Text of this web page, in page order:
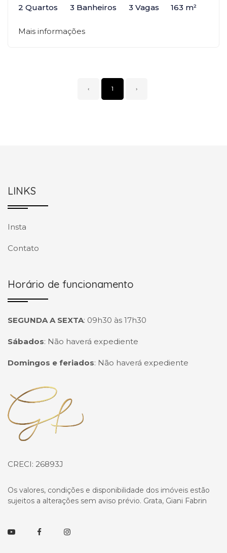
2 Quartos 3 Banheiros 3 Vagas 163 m²
Mais informações
‹ 1 ›
LINKS
Insta
Contato
Horário de funcionamento
SEGUNDA A SEXTA: 09h30 às 17h30
Sábados: Não haverá expediente
Domingos e feriados: Não haverá expediente
Página inicial
CRECI: 26893J
Os valores, condições e disponibilidade dos imóveis estão
sujeitos a alterações sem aviso prévio. Grata, Giani Fabrin
YoutubeFacebookInstagram